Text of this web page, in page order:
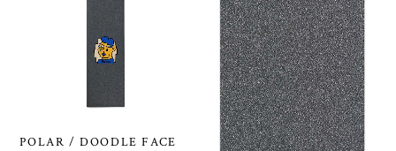
POLAR / DOODLE FACE